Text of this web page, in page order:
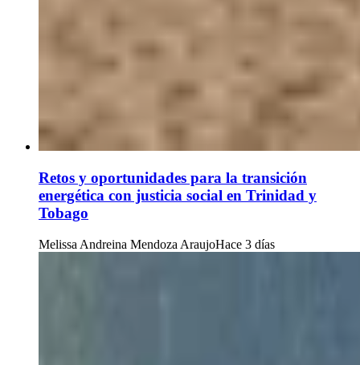
Retos y oportunidades para la transición
energética con justicia social en Trinidad y
Tobago
Melissa Andreina Mendoza AraujoHace 3 días